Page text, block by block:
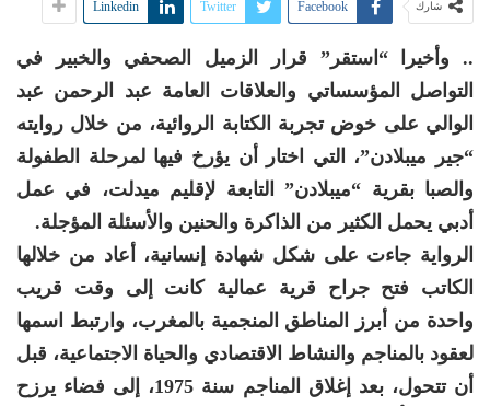
شارك Facebook
Twitter
Linkedin
.. وأخيرا “استقر” قرار الزميل الصحفي والخبير في
التواصل المؤسساتي والعلاقات العامة عبد الرحمن عبد
الوالي على خوض تجربة الكتابة الروائية، من خلال روايته
“جير ميبلادن”، التي اختار أن يؤرخ فيها لمرحلة الطفولة
والصبا بقرية “ميبلادن” التابعة لإقليم ميدلت، في عمل
أدبي يحمل الكثير من الذاكرة والحنين والأسئلة المؤجلة.
الرواية جاءت على شكل شهادة إنسانية، أعاد من خلالها
الكاتب فتح جراح قرية عمالية كانت إلى وقت قريب
واحدة من أبرز المناطق المنجمية بالمغرب، وارتبط اسمها
لعقود بالمناجم والنشاط الاقتصادي والحياة الاجتماعية، قبل
أن تتحول، بعد إغلاق المناجم سنة 1975، إلى فضاء يرزح